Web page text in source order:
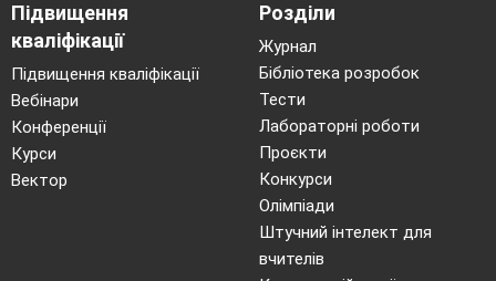
Підвищення
кваліфікації
Підвищення кваліфікації
Вебінари
Конференції
Курси
Вектор
Розділи
Журнал
Бібліотека розробок
Тести
Лабораторні роботи
Проєкти
Конкурси
Олімпіади
Штучний інтелект для
вчителів